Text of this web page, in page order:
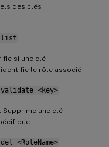
des clés
list
si une clé
le rôle associé :
<key>
: Supprime une clé
:
<RoleName>